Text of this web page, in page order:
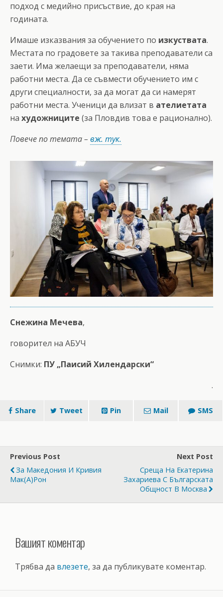
подход с медийно присъствие, до края на
годината.
Имаше изказвания за обучението по изкуствата.
Местата по градовете за такива преподаватели са
заети. Има желаещи за преподаватели, няма
работни места. Да се съвмести обучението им с
други специалности, за да могат да си намерят
работни места. Ученици да влизат в ателиетата
на художниците (за Пловдив това е рационално).
Повече по темата – вж. тук.
Снежина Мечева,
говорител на АБУЧ
Снимки: ПУ „Паисий Хилендарски“
.
Share Tweet Pin Mail SMS
Previous Post
За Македония И Кривия
Мак(а)рон
Next Post
Среща На Екатерина
Захариева С Българската
Общност В Москва
Вашият коментар
Трябва да влезете, за да публикувате коментар.